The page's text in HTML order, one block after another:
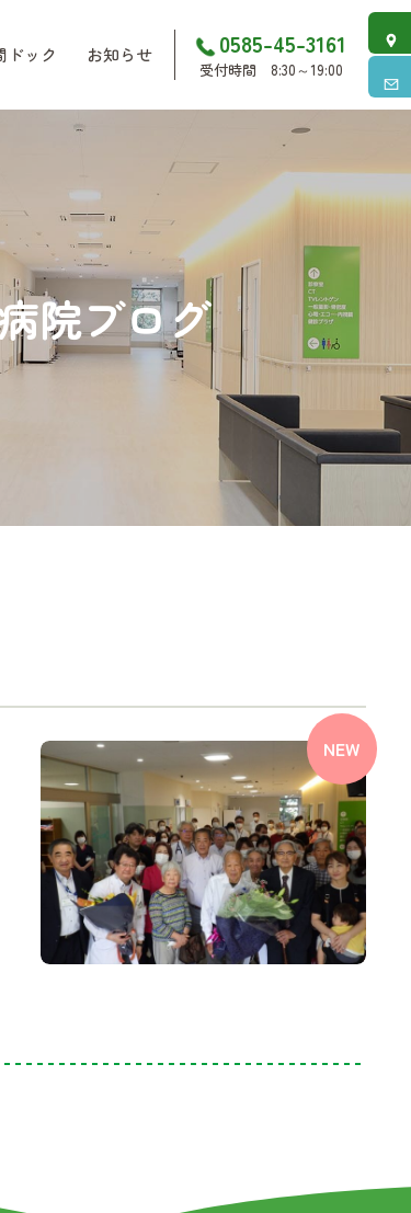
ドック お知らせ 0585-45-3161
受付時間 8:30～19:00
院ブログ
NEW